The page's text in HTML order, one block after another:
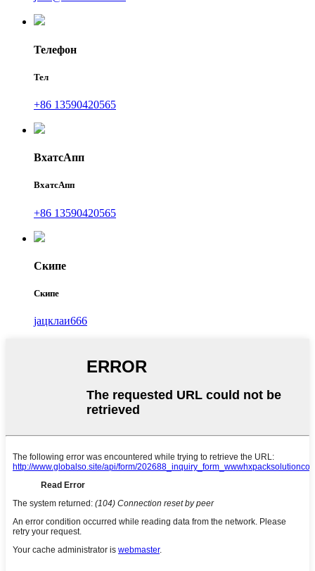
Телефон
Тел
+86 13590420565
ВхатсАпп
ВхатсАпп
+86 13590420565
Скипе
Скипе
јацклаи666